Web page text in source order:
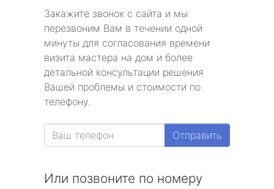
Закажите звонок с сайта и мы
перезвоним Вам в течении одной
минуты для согласования времени
визита мастера на дом и более
детальной консультации решения
Вашей проблемы и стоимости по
телефону.
Отправить
Или позвоните по номеру